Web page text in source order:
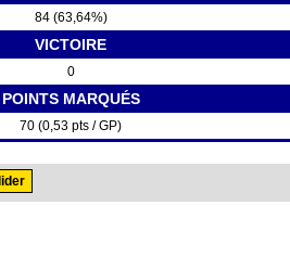
84 (63,64%)
VICTOIRE
0
POINTS MARQUÉS
70 (0,53 pts / GP)